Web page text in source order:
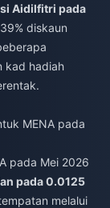
Aidilfitri pada
diskaun
kad hadiah
MENA pada
pada Mei 2026
pada 0.0125
melalui